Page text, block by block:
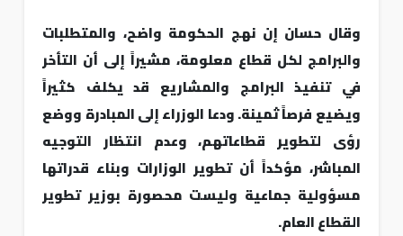
وقال حسان إن نهج الحكومة واضح، والمتطلبات
والبرامج لكل قطاع معلومة، مشيراً إلى أن التأخر
في تنفيذ البرامج والمشاريع قد يكلف كثيراً
ويضيع فرصاً ثمينة. ودعا الوزراء إلى المبادرة ووضع
رؤى لتطوير قطاعاتهم، وعدم انتظار التوجيه
المباشر، مؤكداً أن تطوير الوزارات وبناء قدراتها
مسؤولية جماعية وليست محصورة بوزير تطوير
القطاع العام.